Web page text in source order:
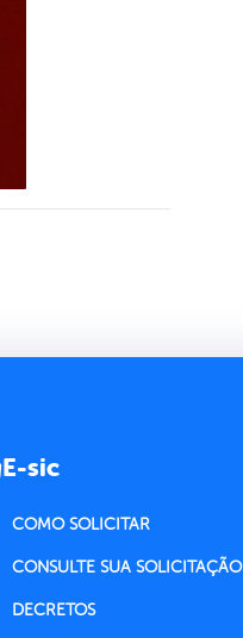
E-sic
COMO SOLICITAR
CONSULTE SUA SOLICITAÇÃO
DECRETOS